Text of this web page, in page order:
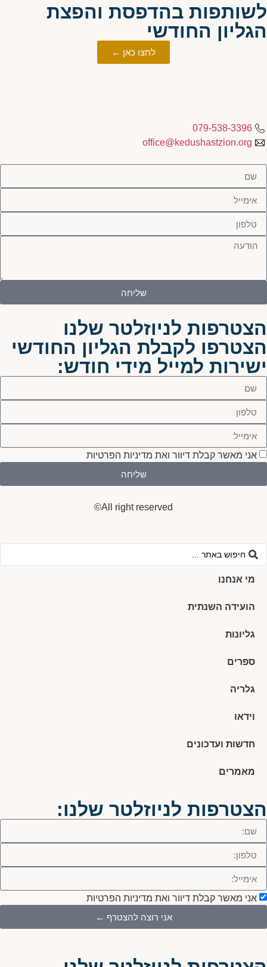
לשותפות בהדפסת והפצת
הגליון החודשי
לחצו כאן ←
079-538-3396
office@kedushastzion.org
שליחה
הצטרפות לניוזלטר שלנו
הצטרפו לקבלת הגליון החודשי
ישירות למייל מידי חודש:
אני מאשר קבלת דיוור ואת מדיניות הפרטיות
שליחה
All right reserved©
מי אנחנו
הועידה השנתית
גליונות
ספרים
גלריה
וידאו
חדשות ועדכונים
מאמרים
הצטרפות לניוזלטר שלנו:
אני מאשר קבלת דיוור ואת מדיניות הפרטיות
אני רוצה להצטרף ←